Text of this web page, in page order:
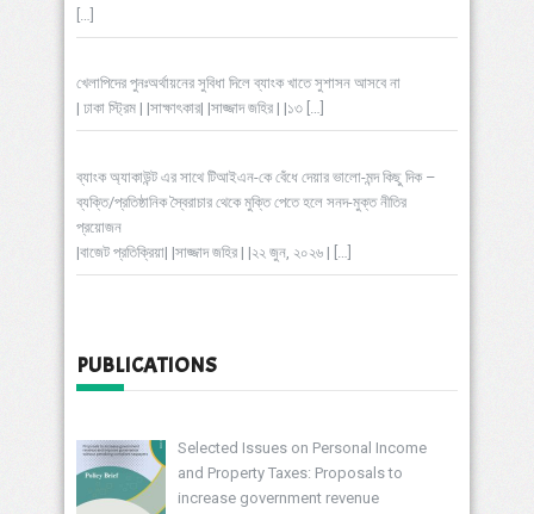
খেলাপিদের পুনঃঅর্থায়নের সুবিধা দিলে ব্যাংক খাতে সুশাসন আসবে না
| ঢাকা স্ট্রিম | |সাক্ষাৎকার| |সাজ্জাদ জহির | |১৩ […]
ব্যাংক অ্যাকাউন্ট এর সাথে টিআইএন-কে বেঁধে দেয়ার ভালো-মন্দ কিছু দিক –
ব্যক্তি/প্রতিষ্ঠানিক স্বৈরাচার থেকে মুক্তি পেতে হলে সনদ-মুক্ত নীতির
প্রয়োজন
|বাজেট প্রতিক্রিয়া| |সাজ্জাদ জহির | |২২ জুন, ২০২৬ |
PUBLICATIONS
Selected Issues on Personal Income
and Property Taxes: Proposals to
increase government revenue